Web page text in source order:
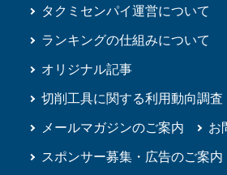
タクミセンパイ運営について
ランキングの仕組みについて
オリジナル記事
切削工具に関する利用動向調査
メールマガジンのご案内
お
スポンサー募集・広告のご案内